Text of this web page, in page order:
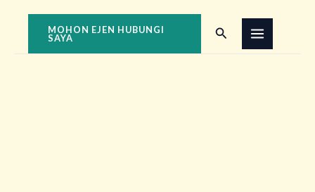
content
MOHON EJEN HUBUNGI
SAYA Search